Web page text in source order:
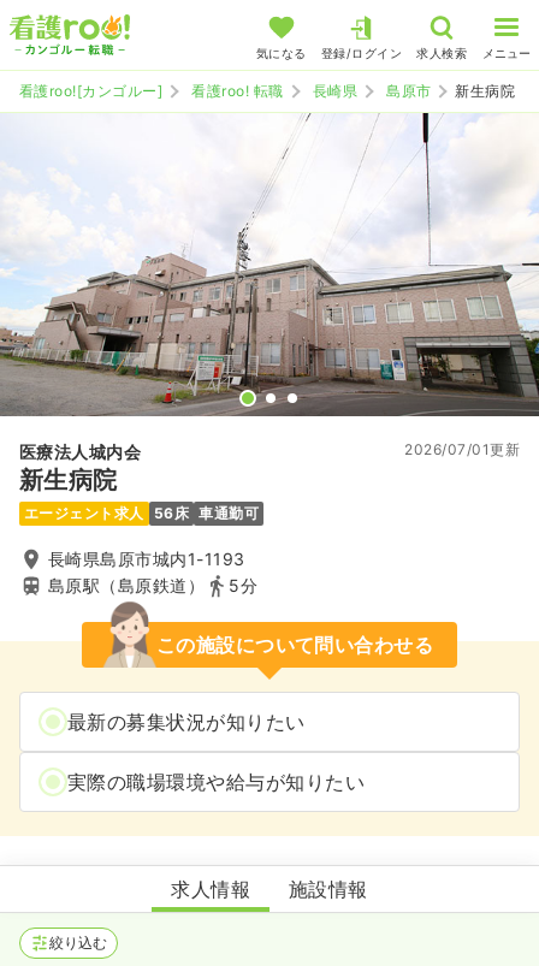
気になる 登録/ログイン 求人検索 メニュー
看護roo![カンゴルー] 看護roo! 転職 長崎県 島原市 新生病院
医療法人城内会
新生病院
2026/07/01更新
エージェント求人 56床 車通勤可
長崎県島原市城内1-1193
島原駅（島原鉄道）
5分
この施設について問い合わせる
最新の募集状況が知りたい
実際の職場環境や給与が知りたい
新生病院
求人情報 施設情報
絞り込む